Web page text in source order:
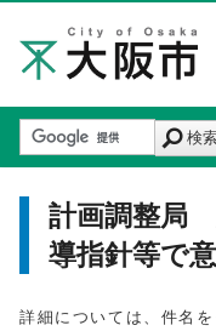
検
計画調整局
導指針等で
詳細については、件名